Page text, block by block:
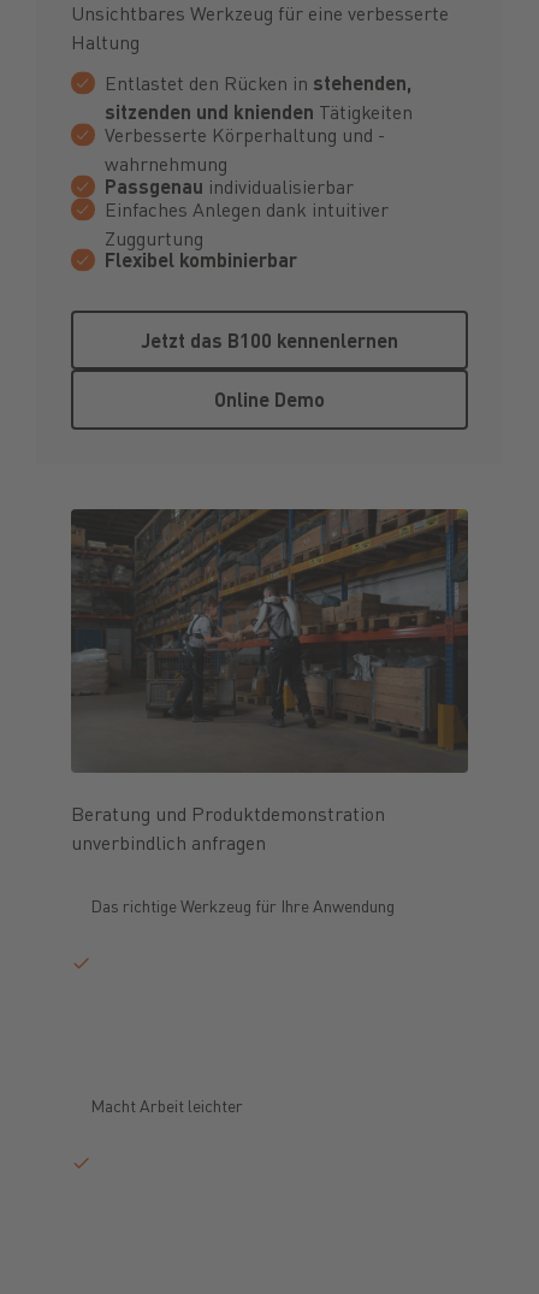
Unsichtbares Werkzeug für eine verbesserte
Haltung
Entlastet den Rücken in stehenden,
sitzenden und knienden Tätigkeiten
Verbesserte Körperhaltung und -
wahrnehmung
Passgenau individualisierbar
Einfaches Anlegen dank intuitiver
Zuggurtung
Flexibel kombinierbar
Jetzt das B100 kennenlernen
Jetzt das B100 kennenlernen
Online Demo
Beratung und Produktdemonstration
unverbindlich anfragen
Das richtige Werkzeug für Ihre Anwendung
Macht Arbeit leichter